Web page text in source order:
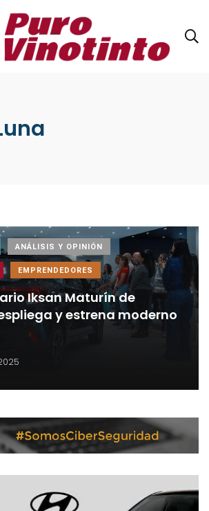
ANÁLISIS Y OPINIÓN
EMPRENDEDORES
Iksan Maturín de
y estrena moderno